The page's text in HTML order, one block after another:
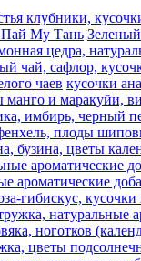
клубники,
Му Тань
цедра,
чай, сафлор,
чаев кусочки
и маракуйи,
имбирь, черный
плоды
бузина, цветы
ароматические
ароматические
гибискус,
натуральные
ноготков
цветы